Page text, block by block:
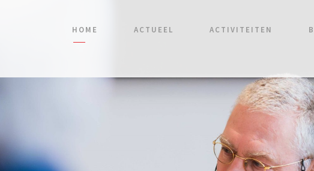
HOME ACTUEEL ACTIVITEITEN